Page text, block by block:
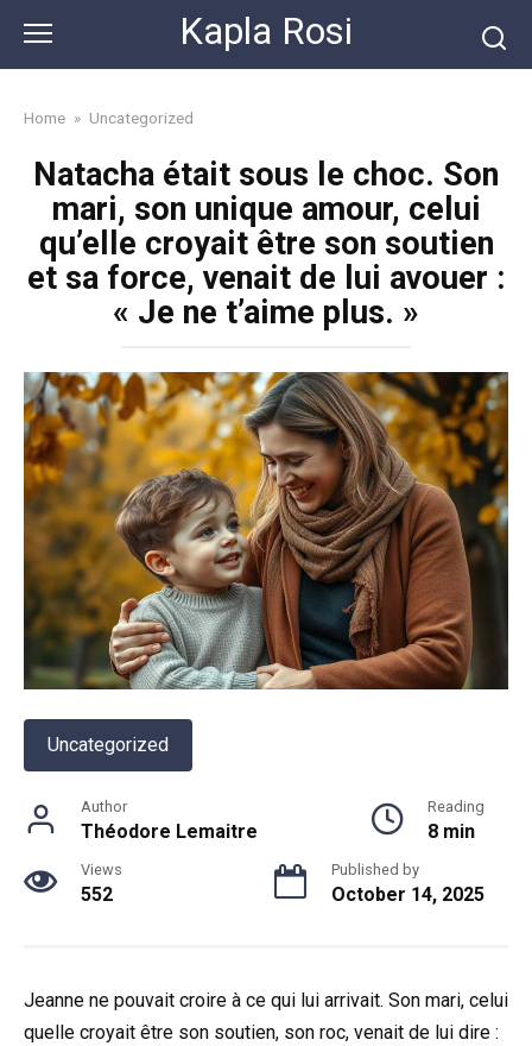
content
Kapla Rosi
Home » Uncategorized
Natacha était sous le choc. Son
mari, son unique amour, celui
qu’elle croyait être son soutien
et sa force, venait de lui avouer :
« Je ne t’aime plus. »
Uncategorized
Author
Théodore Lemaitre
Reading
8 min
Views
552
Published by
October 14, 2025
Jeanne ne pouvait croire à ce qui lui arrivait. Son mari, celui
quelle croyait être son soutien, son roc, venait de lui dire :